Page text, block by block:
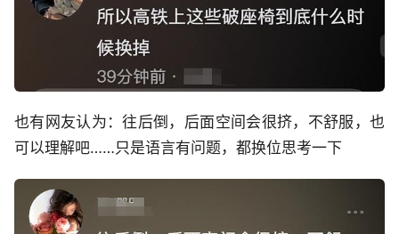
也有网友认为：往后倒，后面空间会很挤，不舒服，也
可以理解吧……只是语言有问题，都换位思考一下